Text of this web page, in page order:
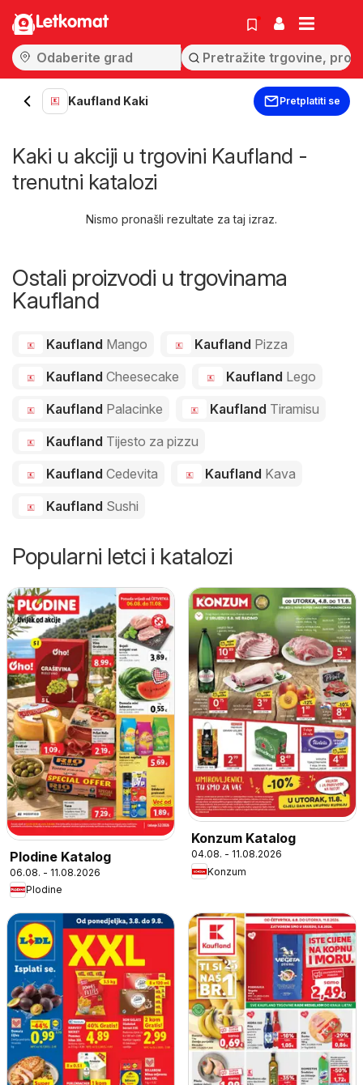
Letkomat
Kaufland Kaki Pretplatiti se
Kaki u akciji u trgovini Kaufland -
trenutni katalozi
Nismo pronašli rezultate za taj izraz.
Ostali proizvodi u trgovinama
Kaufland
Kaufland Mango Kaufland Pizza
Kaufland Cheesecake Kaufland Lego
Kaufland Palacinke Kaufland Tiramisu
Kaufland Tijesto za pizzu
Kaufland Cedevita Kaufland Kava
Kaufland Sushi
Popularni letci i katalozi
Plodine Katalog
06.08. - 11.08.2026
Plodine
Konzum Katalog
04.08. - 11.08.2026
Konzum